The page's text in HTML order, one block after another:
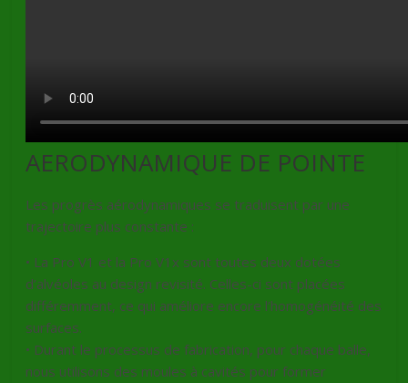
AERODYNAMIQUE DE POINTE
Les progrès aérodynamiques se traduisent par une
trajectoire plus constante :
• La Pro V1 et la Pro V1x sont toutes deux dotées
d’alvéoles au design revisité. Celles-ci sont placées
différemment, ce qui améliore encore l’homogénéité des
surfaces.
• Durant le processus de fabrication, pour chaque balle,
nous utilisons des moules à cavités pour former